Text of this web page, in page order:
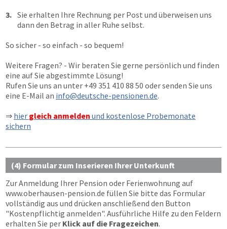
3. Sie erhalten Ihre Rechnung per Post und überweisen uns
dann den Betrag in aller Ruhe selbst.
So sicher - so einfach - so bequem!
Weitere Fragen? - Wir beraten Sie gerne persönlich und finden
eine auf Sie abgestimmte Lösung!
Rufen Sie uns an unter +49 351 410 88 50 oder senden Sie uns
eine E-Mail an info@deutsche-pensionen.de.
⇒ hier gleich anmelden und kostenlose Probemonate
sichern
(4) Formular zum Inserieren Ihrer Unterkunft
Zur Anmeldung Ihrer Pension oder Ferienwohnung auf
www.oberhausen-pension.de füllen Sie bitte das Formular
vollständig aus und drücken anschließend den Button
"Kostenpflichtig anmelden". Ausführliche Hilfe zu den Feldern
erhalten Sie per Klick auf die Fragezeichen.